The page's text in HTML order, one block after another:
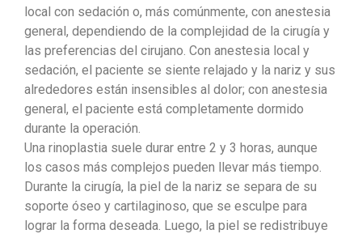
local con sedación o, más comúnmente, con anestesia
general, dependiendo de la complejidad de la cirugía y
las preferencias del cirujano. Con anestesia local y
sedación, el paciente se siente relajado y la nariz y sus
alrededores están insensibles al dolor; con anestesia
general, el paciente está completamente dormido
durante la operación.
Una rinoplastia suele durar entre 2 y 3 horas, aunque
los casos más complejos pueden llevar más tiempo.
Durante la cirugía, la piel de la nariz se separa de su
soporte óseo y cartilaginoso, que se esculpe para
lograr la forma deseada. Luego, la piel se redistribuye